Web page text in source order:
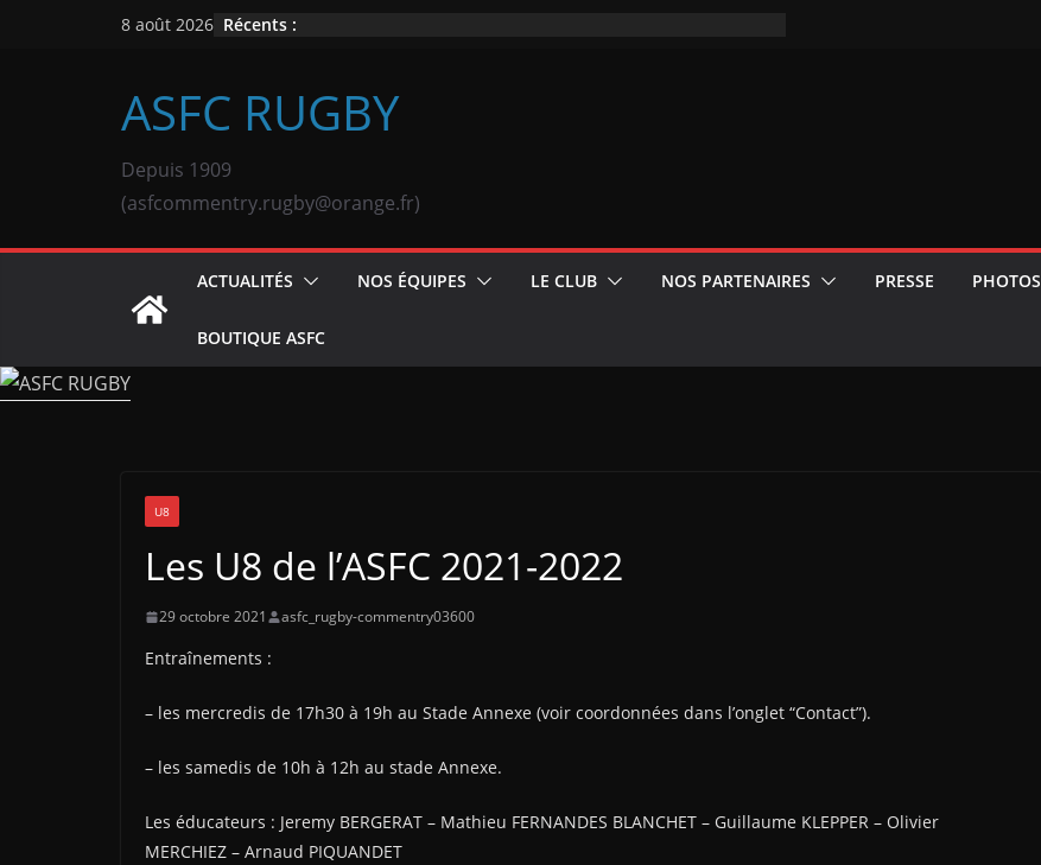
8 août 2026 Récents :
ASFC RUGBY
Depuis 1909
(asfcommentry.rugby@orange.fr)
ACTUALITÉS NOS ÉQUIPES LE CLUB NOS PARTENAIRES PRESSE PHOTOS
BOUTIQUE ASFC
U8
Les U8 de l’ASFC 2021-2022
29 octobre 2021 asfc_rugby-commentry03600
Entraînements :
– les mercredis de 17h30 à 19h au Stade Annexe (voir coordonnées dans l’onglet “Contact”).
– les samedis de 10h à 12h au stade Annexe.
Les éducateurs : Jeremy BERGERAT – Mathieu FERNANDES BLANCHET – Guillaume KLEPPER – Olivier
MERCHIEZ – Arnaud PIQUANDET